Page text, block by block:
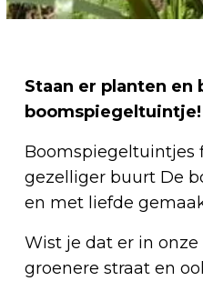
Staan er planten
Boomspiegeltuintjes
gezelliger buurt De
en met liefde
Wist je dat er in
groenere straat en